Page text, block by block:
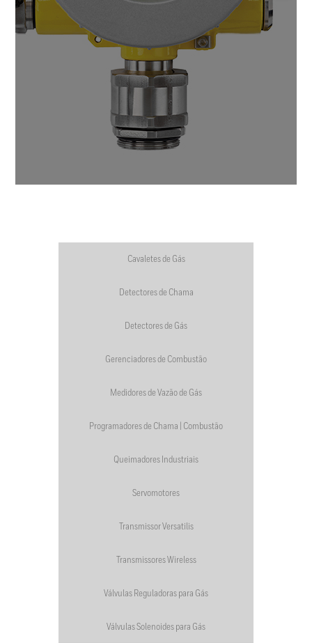
Cavaletes de Gás
Detectores de Chama
Detectores de Gás
Gerenciadores de Combustão
Medidores de Vazão de Gás
Programadores de Chama | Combustão
Queimadores Industriais
Servomotores
Transmissor Versatilis
Transmissores Wireless
Válvulas Reguladoras para Gás
Válvulas Solenoides para Gás